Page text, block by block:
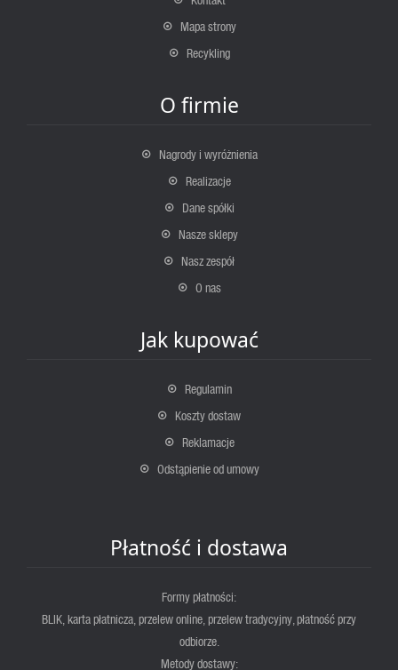
Mapa strony
Recykling
O firmie
Nagrody i wyróżnienia
Realizacje
Dane spółki
Nasze sklepy
Nasz zespół
O nas
Jak kupować
Regulamin
Koszty dostaw
Reklamacje
Odstąpienie od umowy
Płatność i dostawa
Formy płatności:
BLIK, karta płatnicza, przelew online, przelew tradycyjny, płatność przy
odbiorze.
Metody dostawy: